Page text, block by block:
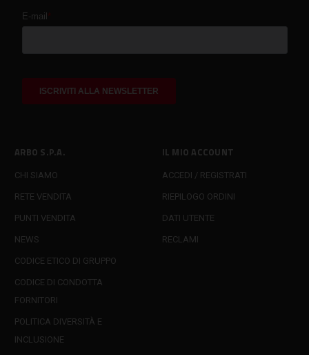
ARBO S.P.A.
CHI SIAMO
RETE VENDITA
PUNTI VENDITA
NEWS
CODICE ETICO DI GRUPPO
CODICE DI CONDOTTA
FORNITORI
POLITICA DIVERSITÀ E
INCLUSIONE
IL MIO ACCOUNT
ACCEDI / REGISTRATI
RIEPILOGO ORDINI
DATI UTENTE
RECLAMI